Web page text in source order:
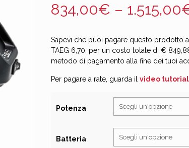
834,00€ – 1.515,00
Sapevi che puoi pagare questo prodotto
TAEG 6,70, per un costo totale di €
metodo di pagamento alla fine dei tuoi
Per pagare a rate, guarda ilvideo tutorial
Potenza
Batteria